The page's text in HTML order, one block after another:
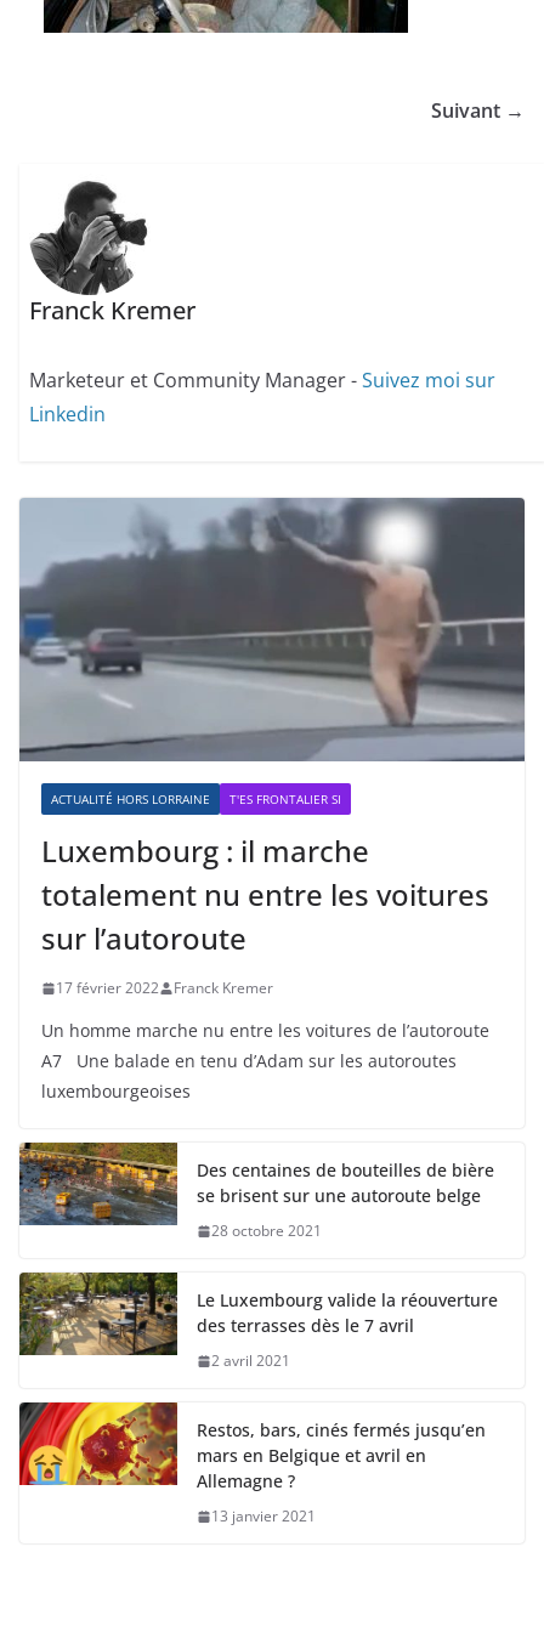
Suivant →
Franck Kremer
Marketeur et Community Manager -Suivez moi sur
Linkedin
ACTUALITÉ HORS LORRAINE T'ES FRONTALIER SI
Luxembourg : il marche
totalement nu entre les voitures
sur l’autoroute
17 février 2022 Franck Kremer
Un homme marche nu entre les voitures de l’autoroute
A7 Une balade en tenu d’Adam sur les autoroutes
luxembourgeoises
Des centaines de bouteilles de bière
se brisent sur une autoroute belge
28 octobre 2021
Le Luxembourg valide la réouverture
des terrasses dès le 7 avril
2 avril 2021
Restos, bars, cinés fermés jusqu’en
mars en Belgique et avril en
Allemagne ?
13 janvier 2021